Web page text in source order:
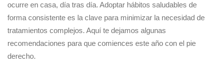
ocurre en casa, día tras día. Adoptar hábitos saludables de
forma consistente es la clave para minimizar la necesidad de
tratamientos complejos. Aquí te dejamos algunas
recomendaciones para que comiences este año con el pie
derecho.